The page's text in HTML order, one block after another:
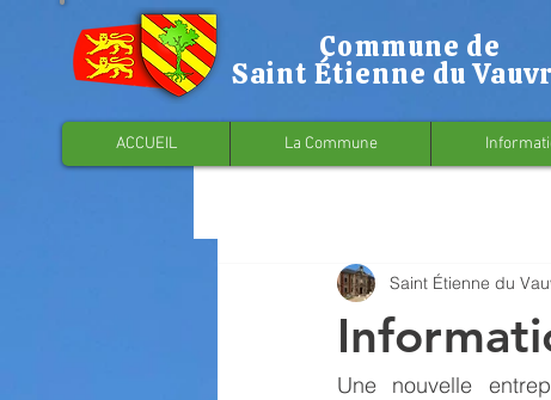
Commune de
Saint Étienne du
ACCUEIL La Commune
Saint Étienne du
Une nouvelle